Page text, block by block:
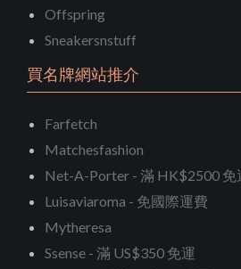
Offspring
Sneakersnstuff
買名牌網站推介
Farfetch
Matchesfashion
Net-A-Porter - 滿 HK$2500 免
Luisaviaroma - 免國際運費
Mytheresa
Ssense - 滿 US$350 免運